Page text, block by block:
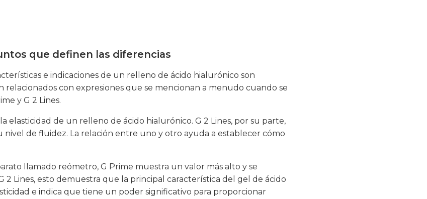
que definen las diferencias
e indicaciones de un relleno de ácido hialurónico son
relacionados con expresiones que se mencionan a menudo cuando se
y G 2 Lines.
elasticidad de un relleno de ácido hialurónico. G 2 Lines, por su parte,
nivel de fluidez. La relación entre uno y otro ayuda a establecer cómo
llamado reómetro, G Prime muestra un valor más alto y se
Lines, esto demuestra que la principal característica del gel de ácido
e indica que tiene un poder significativo para proporcionar